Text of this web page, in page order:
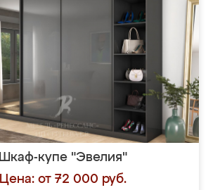
Шкаф-купе "Эвелия"
Цена: от 72 000 руб.